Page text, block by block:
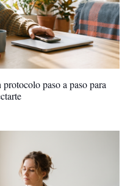
paso a paso para